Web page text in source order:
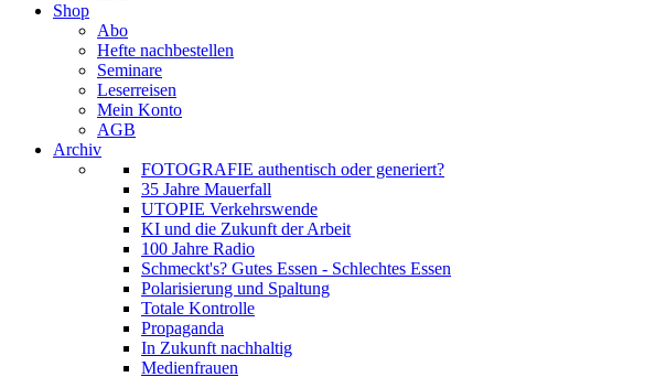
Shop
Abo
Hefte nachbestellen
Seminare
Leserreisen
Mein Konto
AGB
Archiv
FOTOGRAFIE authentisch oder generiert?
35 Jahre Mauerfall
UTOPIE Verkehrswende
KI und die Zukunft der Arbeit
100 Jahre Radio
Schmeckt's? Gutes Essen - Schlechtes Essen
Polarisierung und Spaltung
Totale Kontrolle
Propaganda
In Zukunft nachhaltig
Medienfrauen